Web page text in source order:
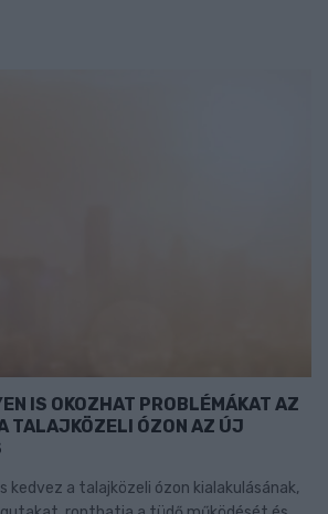
IS OKOZHAT PROBLÉMÁKAT AZ
TALAJKÖZELI ÓZON AZ ÚJ
kedvez a talajközeli ózon kialakulásának,